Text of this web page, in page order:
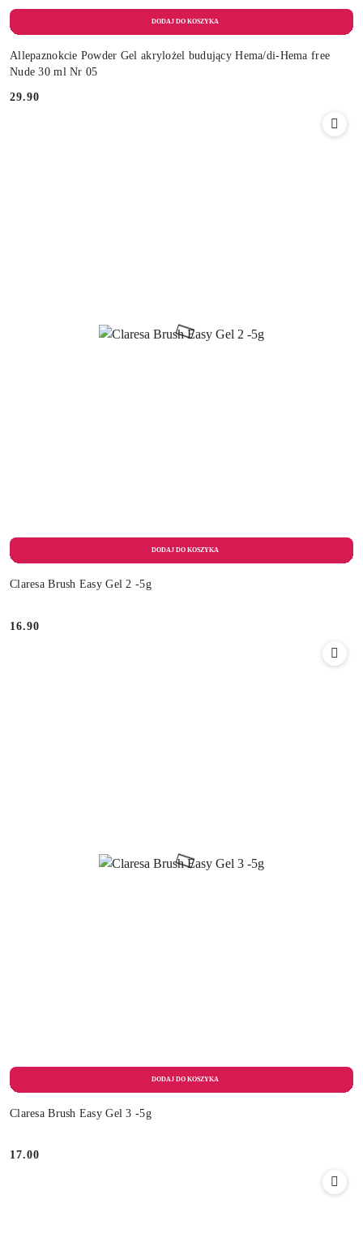
Allepaznokcie Powder Gel akrylożel budujący Hema/di-Hema free
Nude 30 ml Nr 05
29.90
Claresa Brush Easy Gel 2 -5g
Cena:
16.90
Claresa Brush Easy Gel 3 -5g
Cena:
17.00